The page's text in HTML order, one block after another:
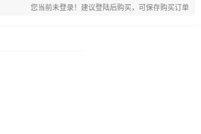
您当前未登录！建议登陆后购买，可保存购买订单